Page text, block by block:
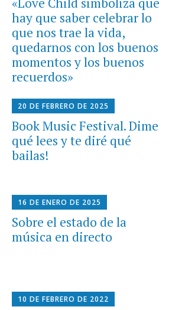
hay que saber celebrar lo
que nos trae la vida,
quedarnos con los buenos
momentos y los buenos
recuerdos»
20 DE FEBRERO DE 2025
Book Music Festival. Dime
qué lees y te diré qué
bailas!
16 DE ENERO DE 2025
Sobre el estado de la
música en directo
10 DE FEBRERO DE 2022